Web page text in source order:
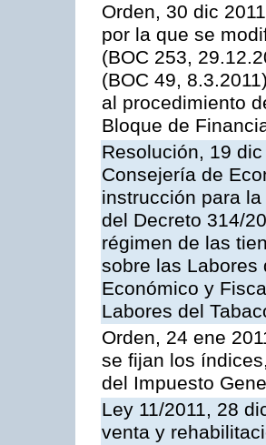
Orden, 30 dic
por la que se
(BOC 253,
(BOC 49,
al procedimiento
Bloque de
Resolución, 19
Consejería de
instrucción para
del Decreto 314/
régimen de las
sobre las Labores
Económico y
Labores del
Orden, 24 ene
se fijan los
del Impuesto
Ley 11/2011, 28
venta y